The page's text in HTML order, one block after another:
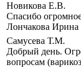
Новикова Е.В.
Спасибо
Лончакова Ирина
Самусева Т.М.
Добрый день.
вопросам